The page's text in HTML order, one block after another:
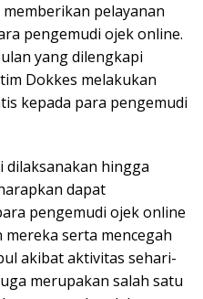
pelayanan
pengemudi ojek online.
yang dilengkapi
Dokkes melakukan
kepada para pengemudi
dilaksanakan hingga
dapat
pengemudi ojek online
serta mencegah
akibat aktivitas sehari-
merupakan salah satu